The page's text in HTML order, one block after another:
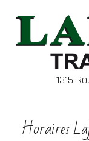
1315
Horaires